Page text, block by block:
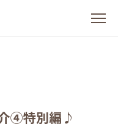
④特別編♪